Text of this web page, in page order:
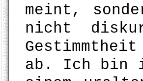
meint,
nicht
ab. Ich bin